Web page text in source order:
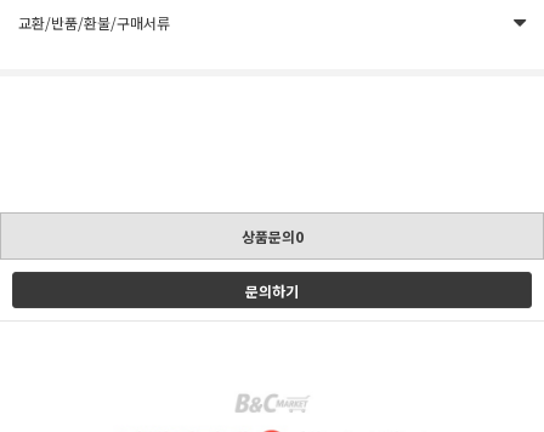
교환/반품/환불/구매서류
상품문의0
문의하기